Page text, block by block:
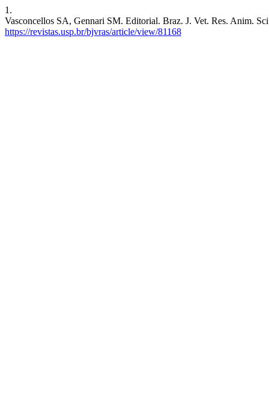
1.
Vasconcellos SA, Gennari SM. Editorial. Braz. J. Vet. Res. Anim.
https://revistas.usp.br/bjvras/article/view/81168